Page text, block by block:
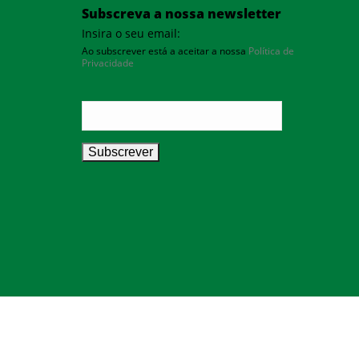
Subscreva a nossa newsletter
Insira o seu email:
Ao subscrever está a aceitar a nossa Política de
Privacidade